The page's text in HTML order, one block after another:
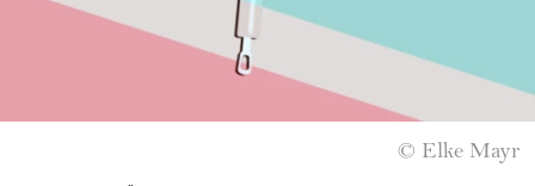
© Elke Mayr